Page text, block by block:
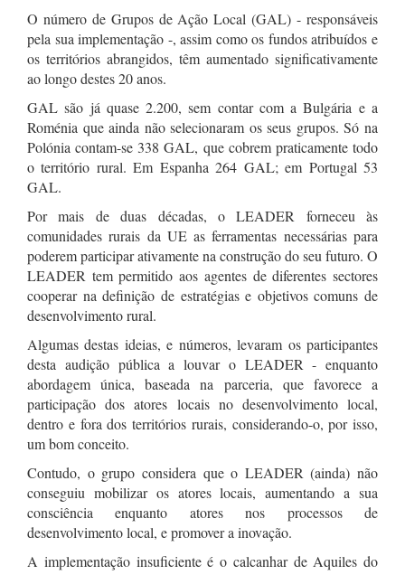
O número de Grupos de Ação Local (GAL) - responsáveis
pela sua implementação -, assim como os fundos atribuídos e
os territórios abrangidos, têm aumentado significativamente
ao longo destes 20 anos.
GAL são já quase 2.200, sem contar com a Bulgária e a
Roménia que ainda não selecionaram os seus grupos. Só na
Polónia contam-se 338 GAL, que cobrem praticamente todo
o território rural. Em Espanha 264 GAL; em Portugal 53
GAL.
Por mais de duas décadas, o LEADER forneceu às
comunidades rurais da UE as ferramentas necessárias para
poderem participar ativamente na construção do seu futuro. O
LEADER tem permitido aos agentes de diferentes sectores
cooperar na definição de estratégias e objetivos comuns de
desenvolvimento rural.
Algumas destas ideias, e números, levaram os participantes
desta audição pública a louvar o LEADER - enquanto
abordagem única, baseada na parceria, que favorece a
participação dos atores locais no desenvolvimento local,
dentro e fora dos territórios rurais, considerando-o, por isso,
um bom conceito.
Contudo, o grupo considera que o LEADER (ainda) não
conseguiu mobilizar os atores locais, aumentando a sua
consciência enquanto atores nos processos de
desenvolvimento local, e promover a inovação.
A implementação insuficiente é o calcanhar de Aquiles do